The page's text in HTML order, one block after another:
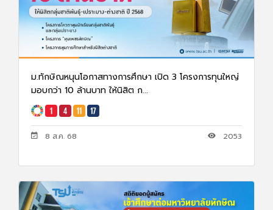
ม.ทักษิณหนุนโอกาสทางการศึกษา เปิด 3 โครงการทุนใหญ่
มอบกว่า 10 ล้านบาท ให้นิสิต ก...
8 ส.ค. 68 2053